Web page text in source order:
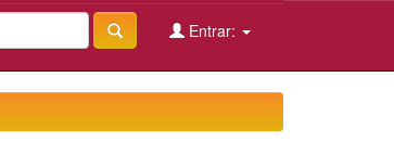
Entrar: